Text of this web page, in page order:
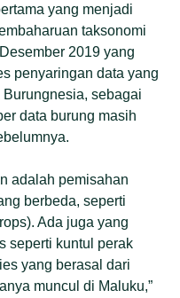
yang menjadi
taksonomi
2019 yang
penyaringan data yang
sebagai
data burung masih
adalah pemisahan
berbeda, seperti
Ada juga yang
seperti kuntul perak
yang berasal dari
muncul di Maluku,”